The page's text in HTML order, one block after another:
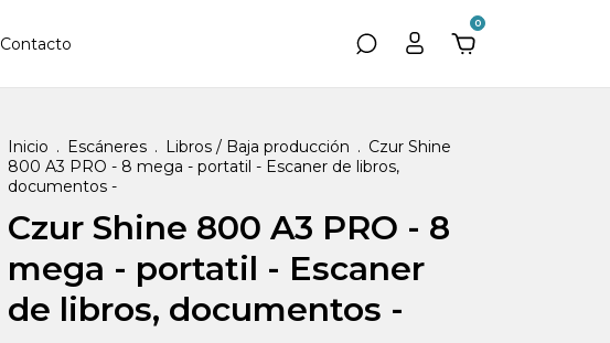
Contacto
0
Inicio . Escáneres . Libros / Baja producción . Czur Shine
800 A3 PRO - 8 mega - portatil - Escaner de libros,
documentos -
Czur Shine 800 A3 PRO - 8
mega - portatil - Escaner
de libros, documentos -